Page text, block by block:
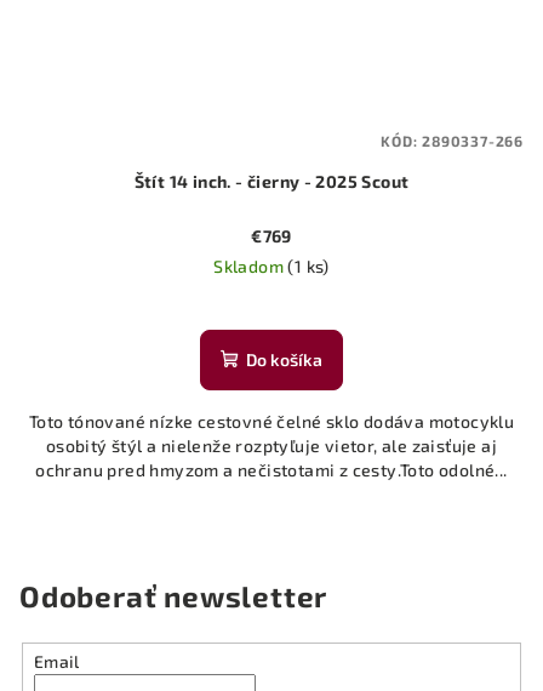
Štít 14 inch. - čierny - 2025 Scout
€769
Skladom(1 ks)
Do košíka
Toto tónované nízke cestovné čelné sklo dodáva motocyklu
osobitý štýl a nielenže rozptyľuje vietor, ale zaisťuje aj
ochranu pred hmyzom a nečistotami z cesty.Toto odolné...
KÓD:2890337-266
Odoberať newsletter
Email